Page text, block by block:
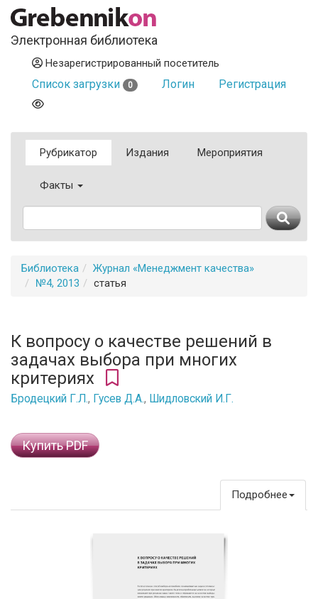
Электронная библиотека
Незарегистрированный посетитель
Список загрузки 0 Логин Регистрация
Рубрикатор Издания Мероприятия
Факты
Библиотека
Журнал «Менеджмент качества»
№4, 2013
статья
К вопросу о качестве решений в
задачах выбора при многих
критериях
Бродецкий Г.Л., Гусев Д.А., Шидловский И.Г.
Купить PDF
Подробнее